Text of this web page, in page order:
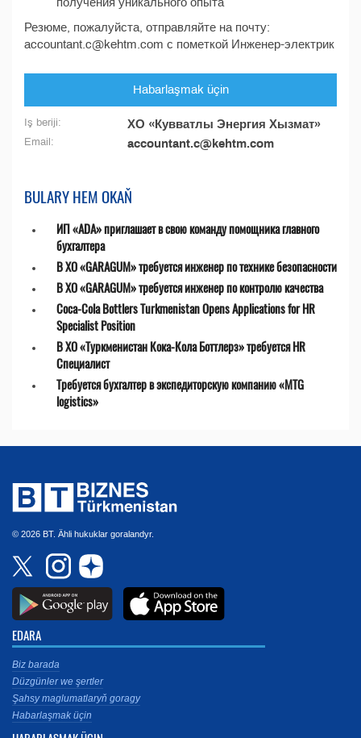
Резюме, пожалуйста, отправляйте на почту:
accountant.c@kehtm.com с пометкой Инженер-электрик
Habarlaşmak üçin
Iş beriji: ХО «Кувватлы Энергия Хызмат»
Email: accountant.c@kehtm.com
BULARY HEM OKAŇ
ИП «ADA» приглашает в свою команду помощника главного
бухгалтера
В ХО «GARAGUM» требуется инженер по технике безопасности
В ХО «GARAGUM» требуется инженер по контролю качества
Coca-Cola Bottlers Turkmenistan Opens Applications for HR
Specialist Position
В ХО «Туркменистан Кока-Кола Боттлерз» требуется HR
Специалист
Требуется бухгалтер в экспедиторскую компанию «MTG
logistics»
© 2026 BT. Ähli hukuklar goralandyr.
EDARA
Biz barada
Düzgünler we şertler
Şahsy maglumatlaryň goragy
Habarlaşmak üçin